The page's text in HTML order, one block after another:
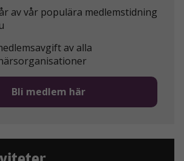
av vår populära medlemstidning
av alla
Bli medlem här